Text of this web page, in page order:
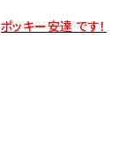
ポッキー安達 です！